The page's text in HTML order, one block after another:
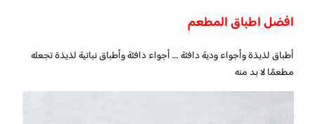
افضل اطباق المطعم
أطباق لذيذة وأجواء ودية دافئة …. أجواء دافئة وأطباق نباتية لذيذة تجعله
مطعمًا لا بد منه